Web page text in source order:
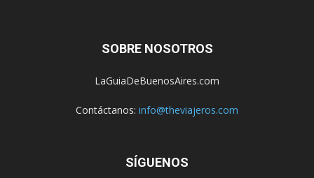
SOBRE NOSOTROS
LaGuiaDeBuenosAires.com
Contáctanos: info@theviajeros.com
SÍGUENOS